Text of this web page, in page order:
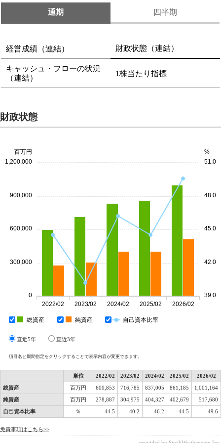
通期 四半期
経営成績（連結） 財政状態（連結）
キャッシュ・フローの状況
（連結）
1株当たり指標
財政状態
百万円 %
総資産 純資産 自己資本比率
2022/02 2023/02 2024/02 2025/02 2026/02
0
300,000
600,000
900,000
1,200,000
39.0
42.0
45.0
48.0
51.0
直近5年 直近3年
項目名と期間指定をクリックすることで表示内容が変更できます。
単位 2022/02 2023/02 2024/02 2025/02
2026/02
総資産
百万円 600,853 716,785 837,005 861,185
1,001,164
純資産
百万円 278,887 304,975 404,327 402,679
517,680
自己資本比率
％ 44.5 40.2 46.2 44.5 49.6
免責事項はこちら>>